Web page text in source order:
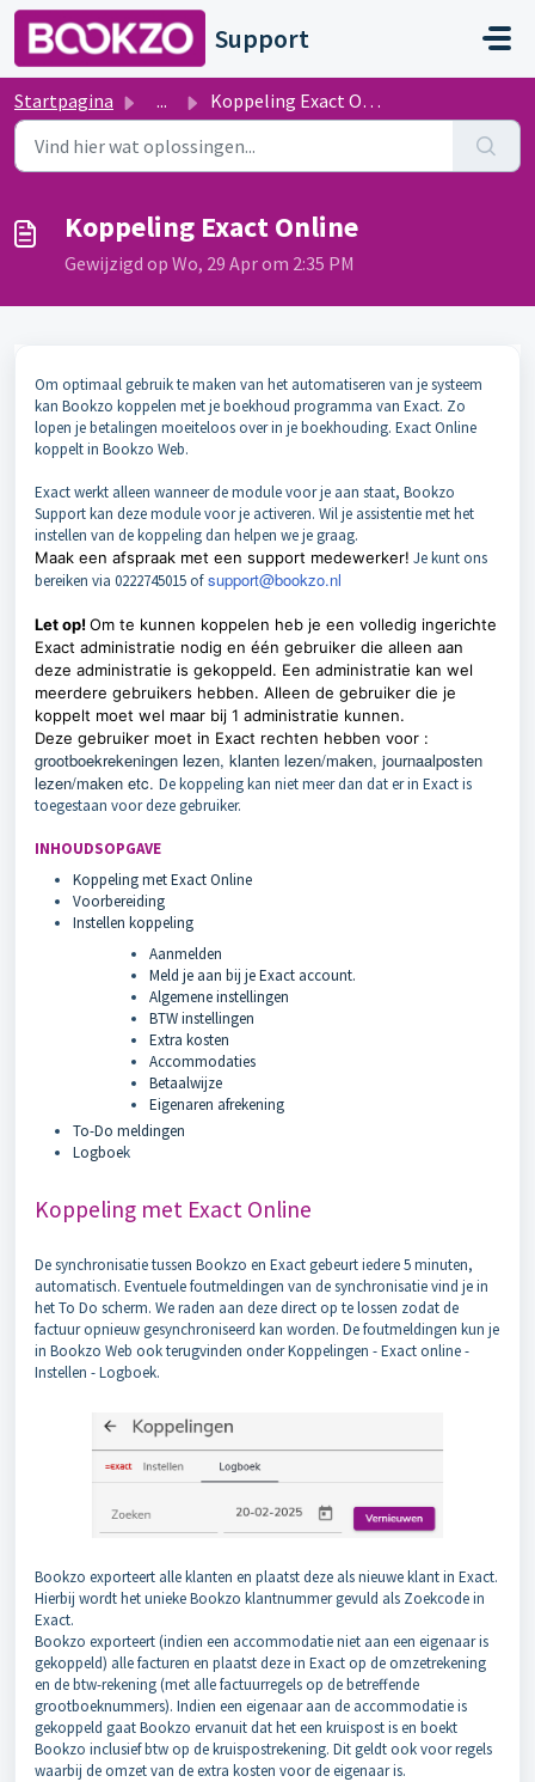
Doorgaan naar hoofdinhoud
Support
Startpagina ... Koppeling Exact Online
Koppeling Exact Online
Gewijzigd op Wo, 29 Apr om 2:35 PM
Om optimaal gebruik te maken van het automatiseren van je systeem
kan Bookzo koppelen met je boekhoud programma van Exact. Zo
lopen je betalingen moeiteloos over in je boekhouding. Exact Online
koppelt in Bookzo Web.
Exact werkt alleen wanneer de module voor je aan staat, Bookzo
Support kan deze module voor je activeren. Wil je assistentie met het
instellen van de koppeling dan helpen we je graag.
Maak een afspraak met een support medewerker! Je kunt ons
bereiken via 0222745015 of support@bookzo.nl
Let op!Om te kunnen koppelen heb je een volledig ingerichte
Exact administratie nodig en één gebruiker die alleen aan
deze administratie is gekoppeld. Een administratie kan wel
meerdere gebruikers hebben. Alleen de gebruiker die je
koppelt moet wel maar bij 1 administratie kunnen.
Deze gebruiker moet in Exact rechten hebben voor :
grootboekrekeningen lezen, klanten lezen/maken, journaalposten
lezen/maken etc. De koppeling kan niet meer dan dat er in Exact is
toegestaan voor deze gebruiker.
INHOUDSOPGAVE
Koppeling met Exact Online
Voorbereiding
Instellen koppeling
Aanmelden
Meld je aan bij je Exact account.
Algemene instellingen
BTW instellingen
Extra kosten
Accommodaties
Betaalwijze
Eigenaren afrekening
To-Do meldingen
Logboek
Koppeling met Exact Online
De synchronisatie tussen Bookzo en Exact gebeurt iedere 5 minuten,
automatisch. Eventuele foutmeldingen van de synchronisatie vind je in
het To Do scherm. We raden aan deze direct op te lossen zodat de
factuur opnieuw gesynchroniseerd kan worden. De foutmeldingen kun je
in Bookzo Web ook terugvinden onder Koppelingen - Exact online -
Instellen - Logboek.
Bookzo exporteert alle klanten en plaatst deze als nieuwe klant in Exact.
Hierbij wordt het unieke Bookzo klantnummer gevuld als Zoekcode in
Exact.
Bookzo exporteert (indien een accommodatie niet aan een eigenaar is
gekoppeld) alle facturen en plaatst deze in Exact op de omzetrekening
en de btw-rekening (met alle factuurregels op de betreffende
grootboeknummers). Indien een eigenaar aan de accommodatie is
gekoppeld gaat Bookzo ervanuit dat het een kruispost is en boekt
Bookzo inclusief btw op de kruispostrekening. Dit geldt ook voor regels
waarbij de omzet van de extra kosten voor de eigenaar is.